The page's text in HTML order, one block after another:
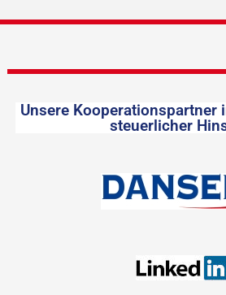
Unsere Kooperationspartner
steuerlicher